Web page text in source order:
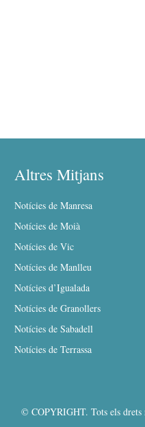
Altres Mitjans
Notícies de Manresa
Notícies de Moià
Notícies de Vic
Notícies de Manlleu
Notícies d’Igualada
Notícies de Granollers
Notícies de Sabadell
Notícies de Terrassa
© COPYRIGHT. Tots els drets